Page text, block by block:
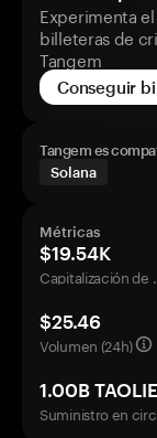
Experimenta
billeteras de
Tangem
Conseguir
Tangem es
Solana
Métricas
$19.54K
$25.46
Volumen (24h)
1.00B TAOLIE